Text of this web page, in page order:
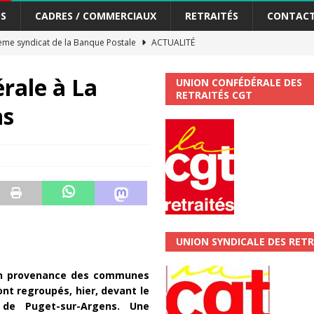
CADRES / COMMERCIAUX RETRAITÉS
syndicat de la Banque Postale
ACTUALITÉ
Gardons la main sur nos congés !
ACTUALITÉ
CGT vous informe
et…. des augmentations pour les salariéS !!!
de développement de la Direction Commerciale DDCE/Télévente :
Sociales et Culturelles : Un droit, pas un cadeau !
SECTEUR
n°126
AUTRES TRACTS
à La
provenance des communes
regroupés, hier, devant le
Puget-sur-Argens. Une
UNION CONFÉDÉRALE DES
RETRAITÉS CGT
UNION SYNDICALE DES